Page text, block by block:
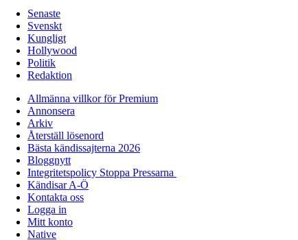
Senaste
Svenskt
Kungligt
Hollywood
Politik
Redaktion
Allmänna villkor för Premium
Annonsera
Arkiv
Återställ lösenord
Bästa kändissajterna 2026
Bloggnytt
Integritetspolicy Stoppa Pressarna
Kändisar A-Ö
Kontakta oss
Logga in
Mitt konto
Native